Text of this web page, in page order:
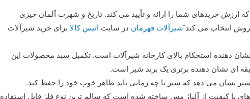
ارزش خریدهای شما را ارائه و تأیید می کند. تاریخ و شهرت آلمان چیزی
انتخاب می کند شیرآلات قهرمان در سایت آتیس کالا برای خرید شیرآلات
دهنده استحکام بالای کارخانه شیرآلات است. تکمیل سبد محصولات این
ای نشان دهنده برتری یک برند شیر است.
نشان می دهد که شیر تا چه زمانی باید ظاهر خوب خود را حفظ کند.
با کیفیت از آلیاژ مس ساخته شده است که سالم ترین نوع فلز قابل استفاده